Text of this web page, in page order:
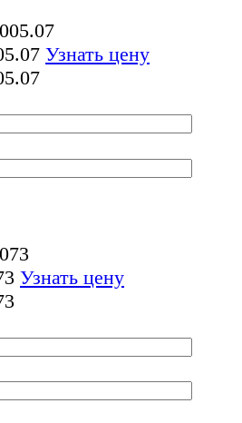
Узнать цену
Узнать цену